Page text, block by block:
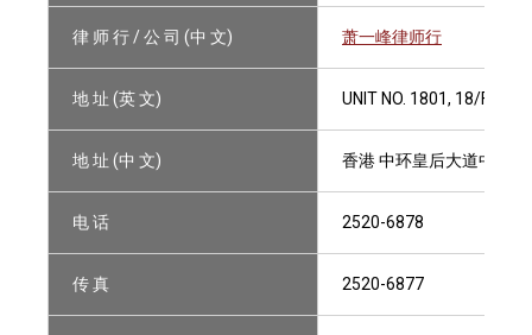
律 师 行 / 公 司 (中 文) 萧一峰律师行
地 址 (英 文) UNIT NO. 1801, 18/F,
地 址 (中 文) 香港 中环皇后大道中9号
电 话 2520-6878
传 真 2520-6877